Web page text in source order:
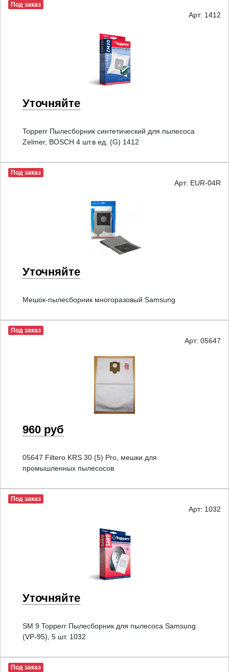
Под заказ
Арт: 1412
Уточняйте
Topperr Пылесборник синтетический для пылесоса
Zelmer, BOSCH 4 шт.в ед. (G) 1412
Под заказ
Арт: EUR-04R
Уточняйте
Мешок-пылесборник многоразовый Samsung
Под заказ
Арт: 05647
960 руб
05647 Filtero KRS 30 (5) Pro, мешки для
промышленных пылесосов
Под заказ
Арт: 1032
Уточняйте
SM 9 Topperr Пылесборник для пылесоса Samsung
(VP-95), 5 шт. 1032
Под заказ